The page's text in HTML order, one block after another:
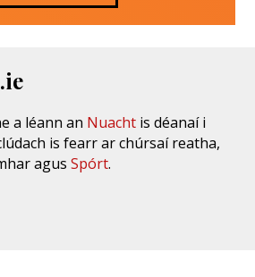
a léann an Nuacht is déanaí i
is fearr ar chúrsaí reatha,
agusSpórt.